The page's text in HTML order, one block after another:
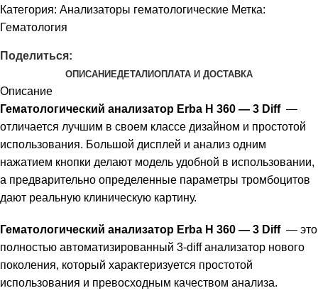
Категория: Анализаторы гематологические Метка:
Гематология
Поделиться:
ОПИСАНИЕДЕТАЛИОПЛАТА И ДОСТАВКА
Описание
Гематологический анализатор Erba H 360 — 3 Diff—
отличается лучшим в своем классе дизайном и простотой
использования. Большой дисплей и анализ одним
нажатием кнопки делают модель удобной в использовании,
а предварительно определенные параметры тромбоцитов
дают реальную клиническую картину.
Гематологический анализатор Erba H 360 — 3 Diff— это
полностью автоматизированный 3-diff анализатор нового
поколения, который характеризуется простотой
использования и превосходным качеством анализа.